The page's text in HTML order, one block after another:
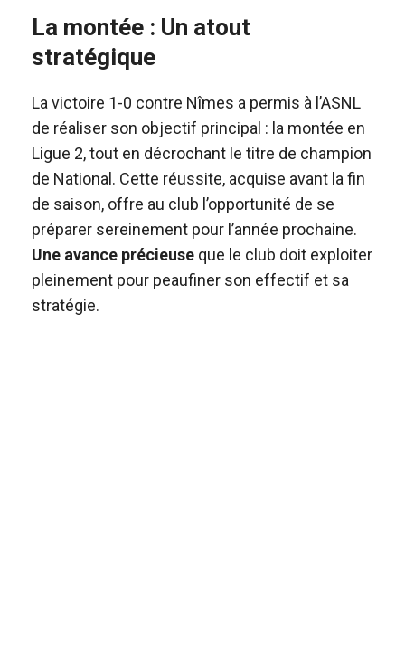
La montée : Un atout
stratégique
La victoire 1-0 contre Nîmes a permis à l’ASNL
de réaliser son objectif principal : la montée en
Ligue 2, tout en décrochant le titre de champion
de National. Cette réussite, acquise avant la fin
de saison, offre au club l’opportunité de se
préparer sereinement pour l’année prochaine.
Une avance précieuse que le club doit exploiter
pleinement pour peaufiner son effectif et sa
stratégie.